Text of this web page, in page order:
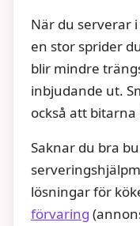
När du serverar
en stor sprider
blir mindre
inbjudande ut.
också att
Saknar du bra
lösningar för
förvaring